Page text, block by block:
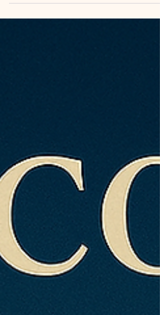
Noel 2025 démarre.